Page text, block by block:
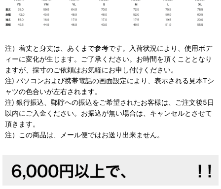
注）着丈と身丈は、あくまで参考です。入荷状況により、使用ボデ
ィーに変化が生じます。ご了承ください。お時間を頂くこととなり
ますが、採寸のご依頼はお気軽にお申し付けください。
注) パソコンおよび携帯電話の画面設定により、表示される見本Tシ
ャツの色合いが左右されます。
注) 銀行振込、郵貯への振込をご希望されたお客様は、ご注文後5日
以内にご入金ください。お振込が無い場合は、キャンセルとさせて
頂きます。
注）この商品は、メール便ではお送り出来ません。